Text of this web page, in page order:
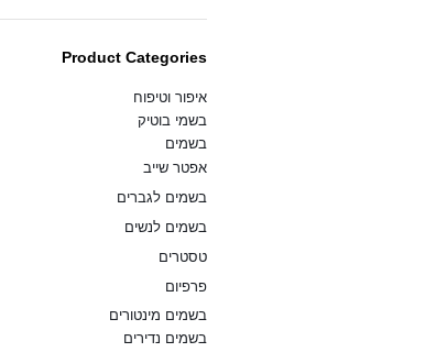
Product Categories
איפור וטיפוח
בשמי בוטיק
בשמים
אפטר שייב
בשמים לגברים
בשמים לנשים
טסטרים
פרפיום
בשמים מינטורים
בשמים נדירים